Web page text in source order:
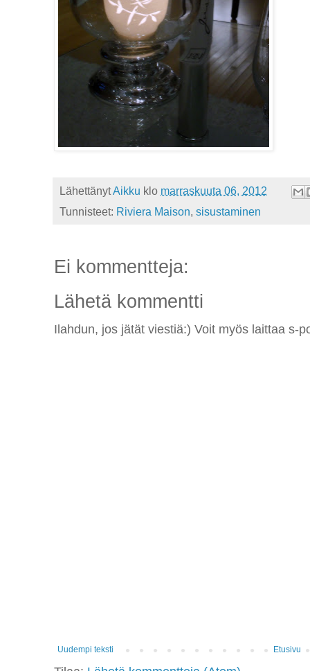
LähettänytAikku klo marraskuuta 06, 2012
Tunnisteet: Riviera Maison, sisustaminen
Ei kommentteja:
Lähetä kommentti
Ilahdun, jos jätät viestiä:) Voit myös laittaa s-
Uudempi teksti Etusivu